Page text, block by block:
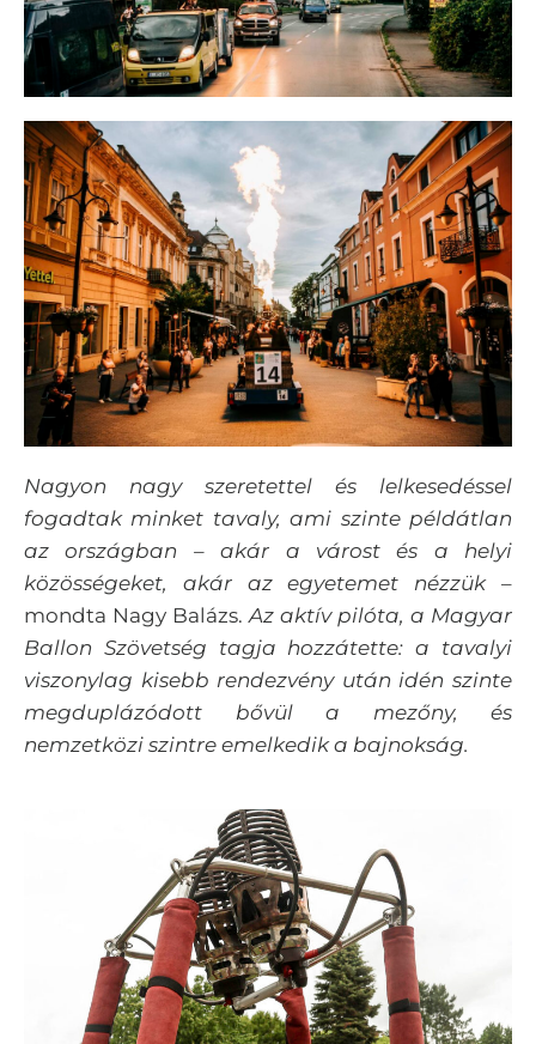
Nagyon nagy szeretettel és lelkesedéssel
fogadtak minket tavaly, ami szinte példátlan
az országban – akár a várost és a helyi
közösségeket, akár az egyetemet nézzük –
mondta Nagy Balázs. Az aktív pilóta, a Magyar
Ballon Szövetség tagja hozzátette: a tavalyi
viszonylag kisebb rendezvény után idén szinte
megduplázódott bővül a mezőny, és
nemzetközi szintre emelkedik a bajnokság.